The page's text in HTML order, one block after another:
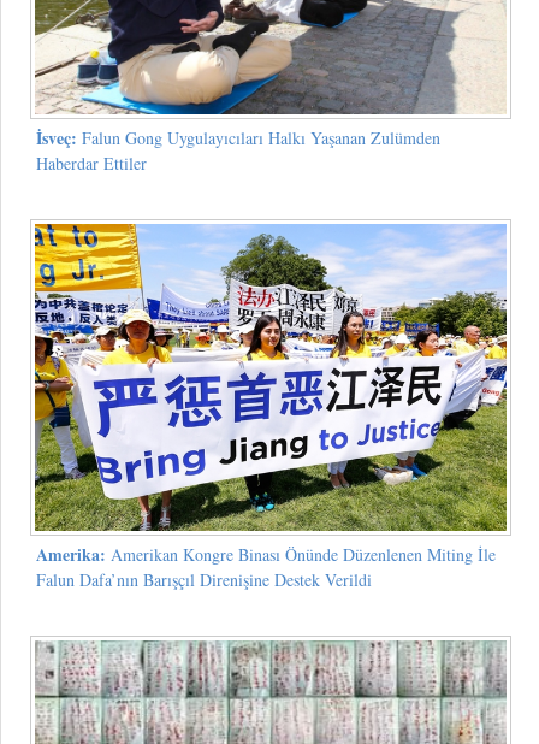
İsveç: Falun Gong Uygulayıcıları Halkı Yaşanan Zulümden
Haberdar Ettiler
Amerika: Amerikan Kongre Binası Önünde Düzenlenen Miting İle
Falun Dafa’nın Barışçıl Direnişine Destek Verildi